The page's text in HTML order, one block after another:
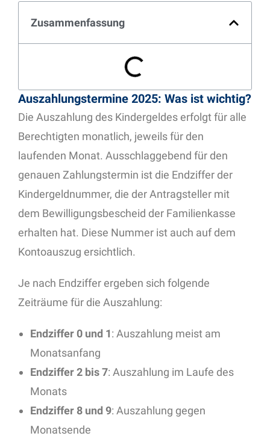
Zusammenfassung
Auszahlungstermine 2025: Was ist wichtig?
Die Auszahlung des Kindergeldes erfolgt für alle
Berechtigten monatlich, jeweils für den
laufenden Monat. Ausschlaggebend für den
genauen Zahlungstermin ist die Endziffer der
Kindergeldnummer, die der Antragsteller mit
dem Bewilligungsbescheid der Familienkasse
erhalten hat. Diese Nummer ist auch auf dem
Kontoauszug ersichtlich.
Je nach Endziffer ergeben sich folgende
Zeiträume für die Auszahlung:
Endziffer 0 und 1: Auszahlung meist am
Monatsanfang
Endziffer 2 bis 7: Auszahlung im Laufe des
Monats
Endziffer 8 und 9: Auszahlung gegen
Monatsende